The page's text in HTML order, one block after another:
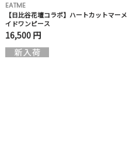
EATME
【日比谷花壇コラボ】ハートカットマーメ
イドワンピース
16,500 円